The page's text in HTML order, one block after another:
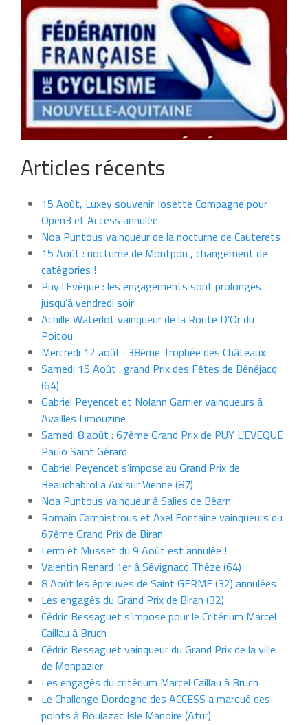
Articles récents
15 Août, Luxey souvenir Josette Compagne pour
Open3 et Access annulée
Noa Puntous vainqueur de la nocturne de Cauterets
15 Août : nocturne de Montpon , changement de
catégories !
Puy l’Evèque : les engagements sont prolongés
jusqu’à vendredi soir
Achille Waterlot vainqueur de la Route D’Or du
Poitou
Mercredi 12 août : 38ème Trophée des Châteaux
Samedi 15 Août : grand Prix des Fêtes de Bénéjacq
(64)
Gabriel Peyencet et Nolann Garnier vainqueurs à
Availles Limouzine
Samedi 8 août : 67ème Grand Prix de PUY L’EVEQUE
Paulo Saint Gérard
Gabriel Peyencet s’impose au Grand Prix de
Beauchabrol à Aix sur Vienne (87)
Noa Puntous vainqueur à Salies de Béarn
Romain Campistrous et Axel Fontaine vainqueurs du
67ème Grand Prix de Biran
Lerm et Musset du 9 Août est annulée !
Valentin Renard 1er à Sévignacq Théze (64)
8 Août les épreuves de Saint GERME (32) annulées
Les engagés du Grand Prix de Biran (32)
Cédric Bessaguet s’impose pour le Critérium Marcel
Caillau à Bruch
Cédric Bessaguet vainqueur du Grand Prix de la ville
de Monpazier
Les engagés du critérium Marcel Caillau à Bruch
Le Challenge Dordogne des ACCESS a marqué des
points à Boulazac Isle Manoire (Atur)